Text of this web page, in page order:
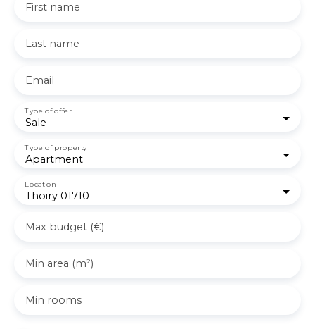
First name
Last name
Email
Sale
Type of offer
Apartment
Type of property
Thoiry 01710
Location
Max budget (€)
Min area (m²)
Min rooms